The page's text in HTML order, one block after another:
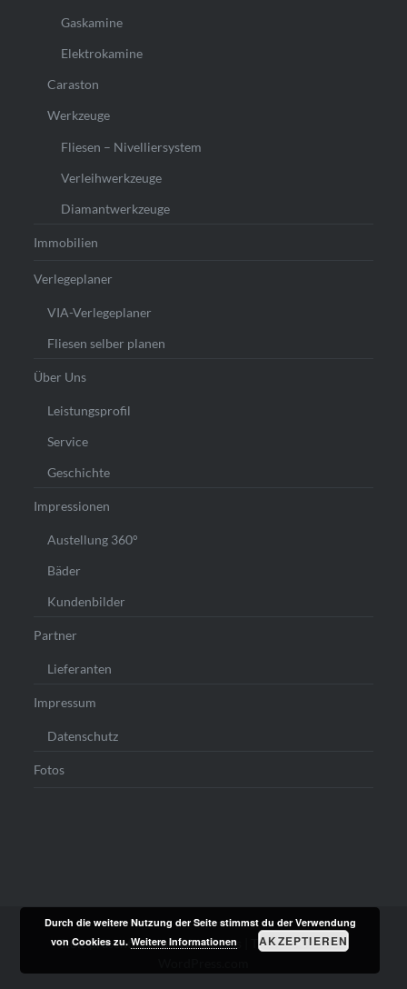
Gaskamine
Elektrokamine
Caraston
Werkzeuge
Fliesen – Nivelliersystem
Verleihwerkzeuge
Diamantwerkzeuge
Immobilien
Verlegeplaner
VIA-Verlegeplaner
Fliesen selber planen
Über Uns
Leistungsprofil
Service
Geschichte
Impressionen
Austellung 360°
Bäder
Kundenbilder
Partner
Lieferanten
Impressum
Datenschutz
Fotos
Stolz präsentiert von WordPress
Theme: Dyad von
Durch die weitere Nutzung der Seite stimmst du der Verwendung
von Cookies zu.Weitere Informationen AKZEPTIEREN